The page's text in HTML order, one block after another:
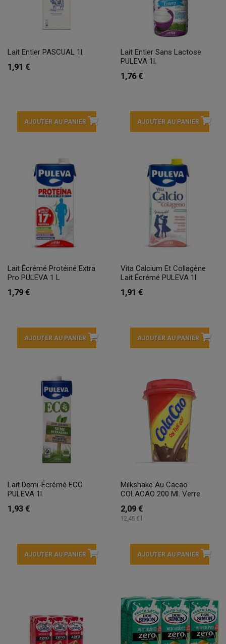
Lait Entier PASCUAL 1l.
1,91 €
AJOUTER AU PANIER
Lait Entier Sans Lactose
PULEVA 1l.
1,76 €
AJOUTER AU PANIER
Lait Écrémé Protéiné Extra
Pro PULEVA 1 L
1,79 €
AJOUTER AU PANIER
Vita Calcium Et Collagène
Lait Écrémé PULEVA 1l
1,91 €
AJOUTER AU PANIER
Lait Demi-Écrémé ECO
PULEVA 1l.
1,93 €
AJOUTER AU PANIER
Milkshake Au Cacao
COLACAO 200 Ml. Verre
2,09 €
12,45 € l
AJOUTER AU PANIER